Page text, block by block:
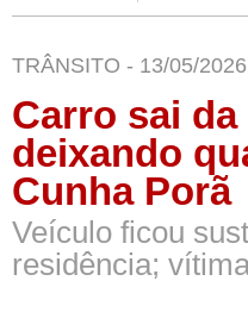
TRÂNSITO - 13/05/
Carro sai
deixando
Cunha Porã
Veículo ficou
residência;